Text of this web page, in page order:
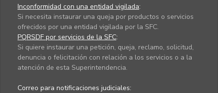
Inconformidad con una entidad vigilada:
Si necesita instaurar una queja por productos o servicios
ofrecidos por una entidad vigilada por la SFC.
PQRSDF por servicios de la SFC:
Si quiere instaurar una petición, queja, reclamo, solicitud,
denuncia o felicitación con relación a los servicios o a la
atención de esta Superintendencia.
Correo para notificaciones judiciales: